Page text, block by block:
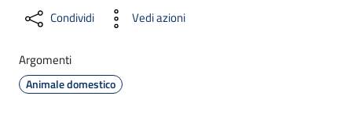
Condividi Vedi azioni
Argomenti
Animale domestico